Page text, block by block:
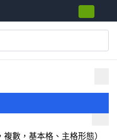
複數，基本格、主格形態）